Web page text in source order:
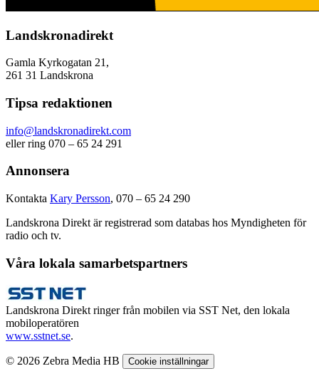
Landskronadirekt
Gamla Kyrkogatan 21,
261 31 Landskrona
Tipsa redaktionen
info@landskronadirekt.com
eller ring 070 – 65 24 291
Annonsera
Kontakta Kary Persson, 070 – 65 24 290
Landskrona Direkt är registrerad som databas hos Myndigheten för
radio och tv.
Våra lokala samarbetspartners
Landskrona Direkt ringer från mobilen via SST Net, den lokala
mobiloperatören
www.sstnet.se.
© 2026 Zebra Media HB Cookie inställningar